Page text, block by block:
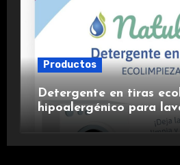
Productos
Detergente en tiras
hipoalergénico para
suavizante incluido y